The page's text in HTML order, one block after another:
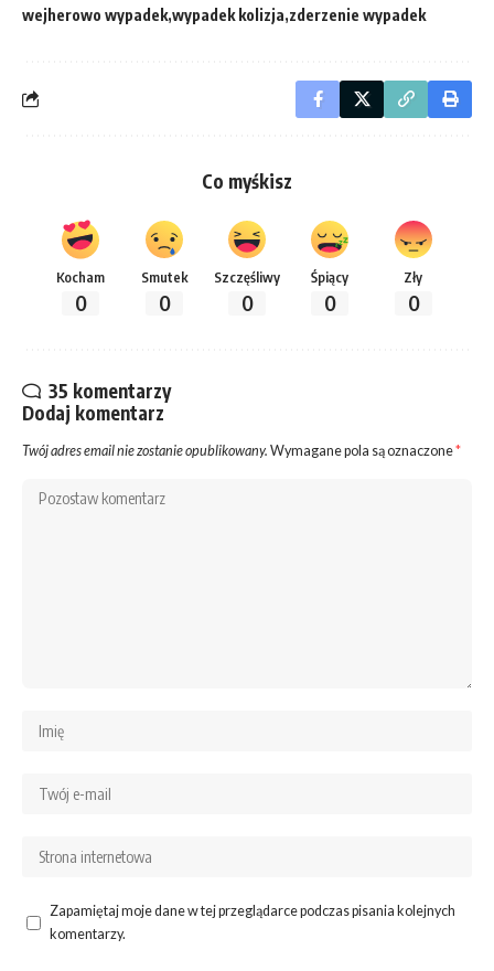
wejherowo wypadek wypadek kolizja zderzenie wypadek
Co myśkisz
Kocham
0
Smutek
0
Szczęśliwy
0
Śpiący
0
Zły
0
35 komentarzy
Dodaj komentarz
Twój adres email nie zostanie opublikowany. Wymagane pola są oznaczone*
Zapamiętaj moje dane w tej przeglądarce podczas pisania kolejnych
komentarzy.